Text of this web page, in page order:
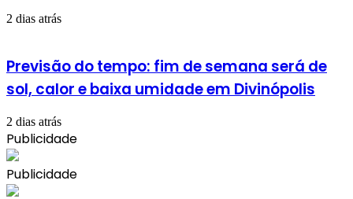
2 dias atrás
Previsão do tempo: fim de semana será de
sol, calor e baixa umidade em Divinópolis
2 dias atrás
Publicidade
Publicidade